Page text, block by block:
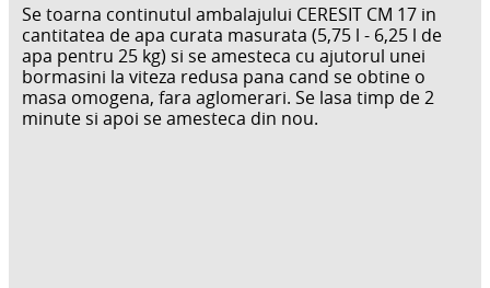
Se toarna continutul ambalajului CERESIT CM 17 in
cantitatea de apa curata masurata (5,75 l - 6,25 l de
apa pentru 25 kg) si se amesteca cu ajutorul unei
bormasini la viteza redusa pana cand se obtine o
masa omogena, fara aglomerari. Se lasa timp de 2
minute si apoi se amesteca din nou.